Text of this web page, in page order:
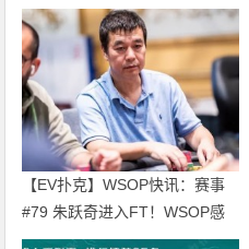
【EV扑克】WSOP快讯：赛事
#79 朱跃奇进入FT！WSOP感
恩庆、直通车热闹开跑！